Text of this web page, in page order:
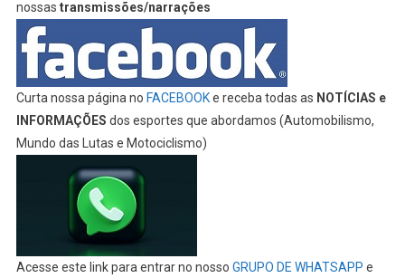
nossas transmissões/narrações
Curta nossa página no FACEBOOKe receba todas as NOTÍCIAS e
INFORMAÇÕES dos esportes que abordamos (Automobilismo,
Mundo das Lutas e Motociclismo)
Acesse este link para entrar no nosso GRUPO DE WHATSAPP e